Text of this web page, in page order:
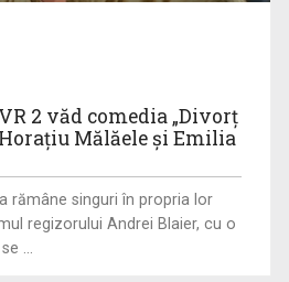
și cartofi gătiți lent sub jar
2 văd comedia „Divorţ
Mălăele şi Emilia
rămâne singuri în propria lor
regizorului Andrei Blaier, cu o
...